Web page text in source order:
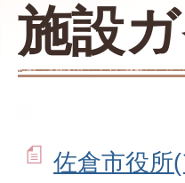
施設
佐倉市役所